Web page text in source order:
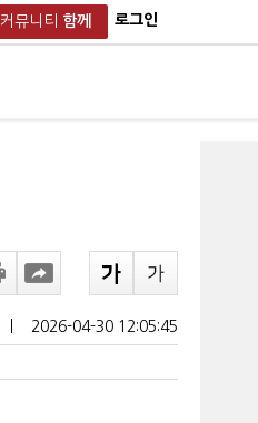
커뮤니티 함께 로그인
2026-04-30 12:05:45